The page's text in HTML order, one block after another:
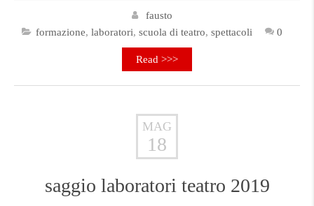
fausto
formazione, laboratori, scuola di teatro, spettacoli 0
Read >>>
MAG
18
saggio laboratori teatro 2019